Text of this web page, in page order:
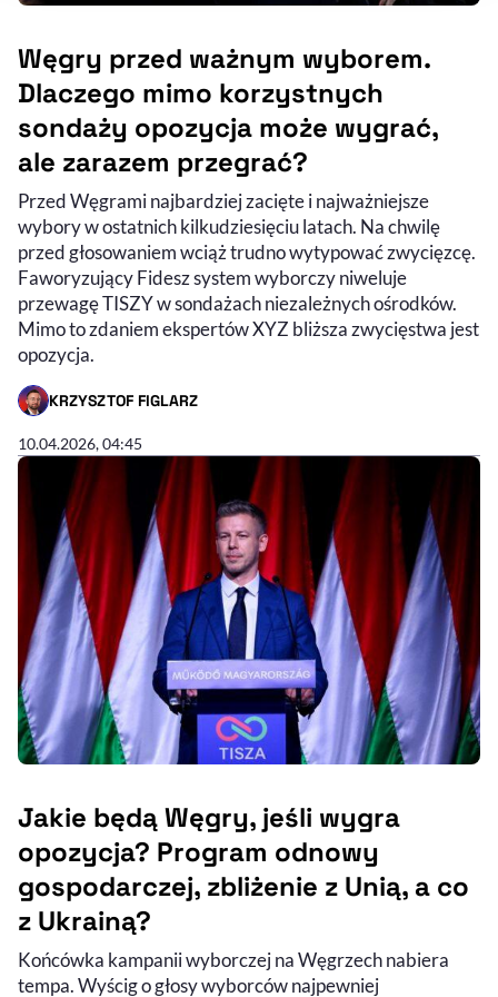
Węgry przed ważnym wyborem.
Dlaczego mimo korzystnych
sondaży opozycja może wygrać,
ale zarazem przegrać?
Przed Węgrami najbardziej zacięte i najważniejsze
wybory w ostatnich kilkudziesięciu latach. Na chwilę
przed głosowaniem wciąż trudno wytypować zwycięzcę.
Faworyzujący Fidesz system wyborczy niweluje
przewagę TISZY w sondażach niezależnych ośrodków.
Mimo to zdaniem ekspertów XYZ bliższa zwycięstwa jest
opozycja.
KRZYSZTOF FIGLARZ
- AUTOR ARTYKUŁU - PROFIL
10.04.2026, 04:45
Jakie będą Węgry, jeśli wygra
opozycja? Program odnowy
gospodarczej, zbliżenie z Unią, a co
z Ukrainą?
Końcówka kampanii wyborczej na Węgrzech nabiera
tempa. Wyścig o głosy wyborców najpewniej